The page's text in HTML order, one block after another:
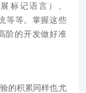
标记语言）、
等等。掌握这些
阶的开发做好准
的积累同样也尤